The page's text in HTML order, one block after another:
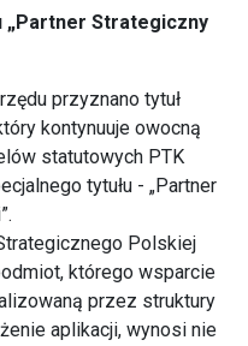
„Partner Strategiczny
przyznano tytuł
kontynuuje owocną
statutowych PTK
tytułu - „Partner
Polskiej
którego wsparcie
przez struktury
aplikacji, wynosi nie